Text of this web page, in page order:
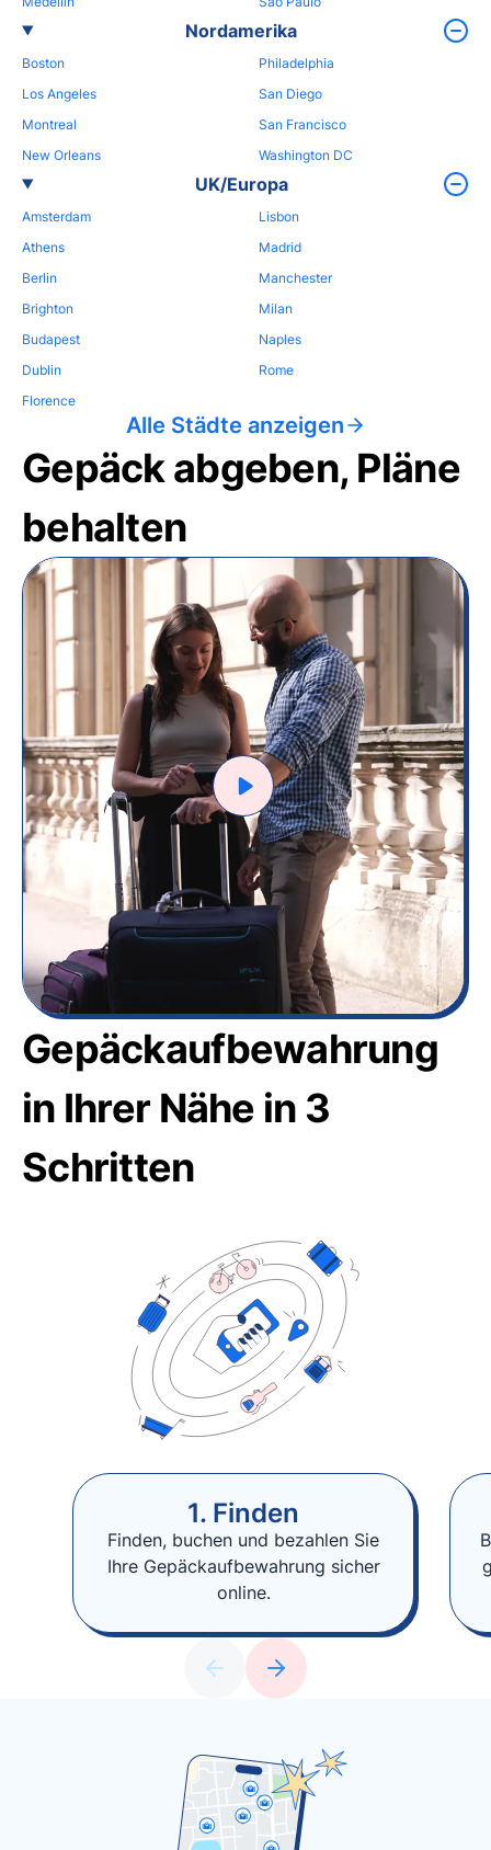
Nordamerika
Boston
Los Angeles
Montreal
New Orleans
Philadelphia
San Diego
San Francisco
Washington DC
UK/Europa
Amsterdam
Athens
Berlin
Brighton
Budapest
Dublin
Florence
Lisbon
Madrid
Manchester
Milan
Naples
Rome
Alle Städte anzeigen
Gepäck abgeben, Pläne
behalten
Gepäckaufbewahrung
in Ihrer Nähe in 3
Schritten
1. Finden
Finden, buchen und bezahlen Sie
Ihre Gepäckaufbewahrung sicher
online.